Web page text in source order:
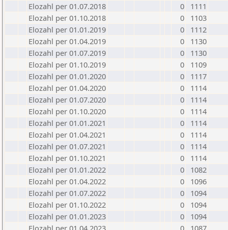
Elozahl per 01.07.2018
0
1111
Elozahl per 01.10.2018
0
1103
Elozahl per 01.01.2019
0
1112
Elozahl per 01.04.2019
0
1130
Elozahl per 01.07.2019
0
1130
Elozahl per 01.10.2019
0
1109
Elozahl per 01.01.2020
0
1117
Elozahl per 01.04.2020
0
1114
Elozahl per 01.07.2020
0
1114
Elozahl per 01.10.2020
0
1114
Elozahl per 01.01.2021
0
1114
Elozahl per 01.04.2021
0
1114
Elozahl per 01.07.2021
0
1114
Elozahl per 01.10.2021
0
1114
Elozahl per 01.01.2022
0
1082
Elozahl per 01.04.2022
0
1096
Elozahl per 01.07.2022
0
1094
Elozahl per 01.10.2022
0
1094
Elozahl per 01.01.2023
0
1094
Elozahl per 01.04.2023
0
1087